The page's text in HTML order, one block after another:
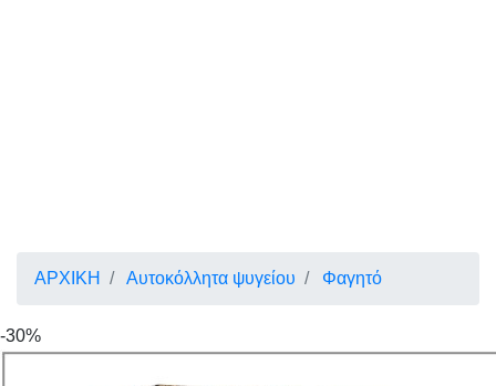
ΑΡΧΙΚΗ Αυτοκόλλητα ψυγείου Φαγητό
-30%